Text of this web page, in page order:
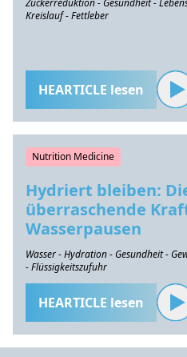
Zuckerreduktion - Gesundheit -
Kreislauf - Fettleber
HEARTICLE lesen
Nutrition Medicine
Hydriert bleiben:
überraschende
Wasserpausen
Wasser - Hydration - Gesundheit -
- Flüssigkeitszufuhr
HEARTICLE lesen